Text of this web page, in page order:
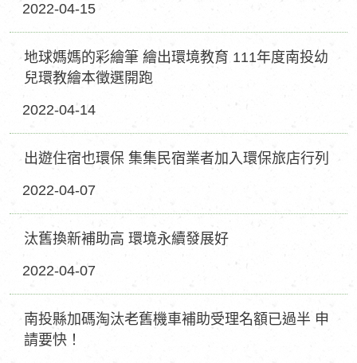
2022-04-15
地球媽媽的彩繪筆 繪出環境教育 111年度南投幼
兒環教繪本徵選開跑
2022-04-14
出遊住宿也環保 集集民宿業者加入環保旅店行列
2022-04-07
汰舊換新補助高 環境永續發展好
2022-04-07
南投縣加碼淘汰老舊機車補助受理名額已過半 申
請要快！